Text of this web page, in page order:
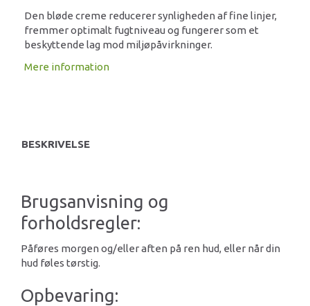
Den bløde creme reducerer synligheden af fine linjer,
fremmer optimalt fugtniveau og fungerer som et
beskyttende lag mod miljøpåvirkninger.
Mere information
BESKRIVELSE
Brugsanvisning og
forholdsregler:
Påføres morgen og/eller aften på ren hud, eller når din
hud føles tørstig.
Opbevaring: